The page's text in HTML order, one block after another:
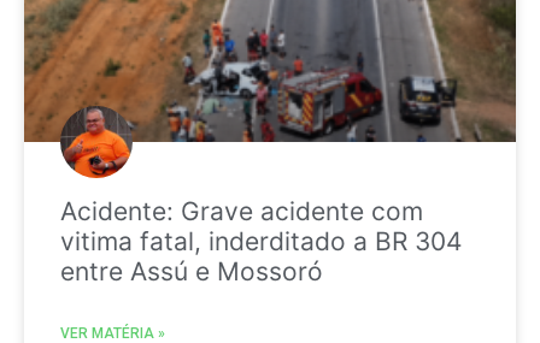
Acidente: Grave acidente com
vitima fatal, inderditado a BR 304
entre Assú e Mossoró
VER MATÉRIA »